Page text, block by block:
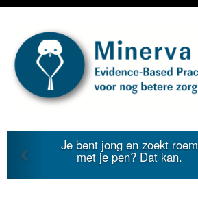
Je bent jong en zoekt roem
met je pen? Dat kan.
Previous